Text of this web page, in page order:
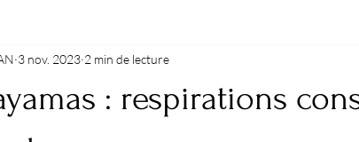
Lecture Actualités Signe
: respirations
3 nov. 2023 2 min de lecture